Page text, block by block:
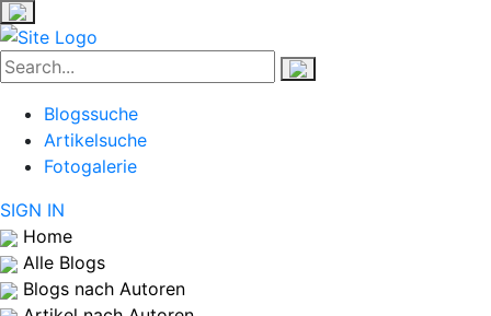
Blogssuche
Artikelsuche
Fotogalerie
SIGN IN
Home
Alle Blogs
Blogs nach Autoren